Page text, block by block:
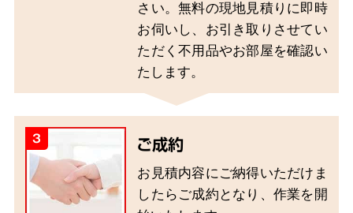
さい。無料の現地見積りに即時
お伺いし、お引き取りさせてい
ただく不用品やお部屋を確認い
たします。
3 ご成約
お見積内容にご納得いただけま
したらご成約となり、作業を開